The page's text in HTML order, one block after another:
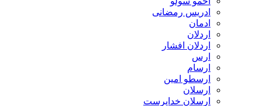
ادریس رمضانی
ادمان
اردلان
اردلان افشار
ارس
ارسام
ارسطو امین
ارسلان
ارسلان خداپرست